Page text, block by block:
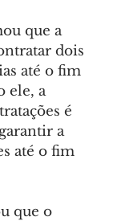
que a
dois
até o fim
ele, a
é
a
até o fim
que o